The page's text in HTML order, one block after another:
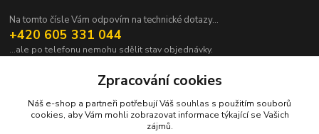
Na tomto čísle Vám odpovím na technické dotazy...
+420 605 331 044
...ale po telefonu nemohu sdělit stav objednávky.
pavek@janpavek.comZpracování cookies
Náš e-shop a partneři potřebují Váš souhlas s použitím souborů
cookies, aby Vám mohli zobrazovat informace týkající se Vašich
zájmů.